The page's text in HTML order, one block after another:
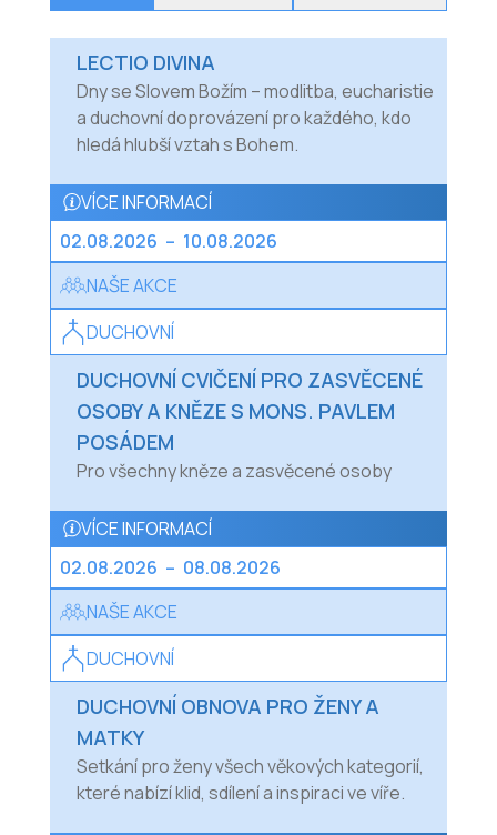
LECTIO DIVINA
Dny se Slovem Božím – modlitba, eucharistie
a duchovní doprovázení pro každého, kdo
hledá hlubší vztah s Bohem.
VÍCE INFORMACÍ
02.08.2026 – 10.08.2026
NAŠE AKCE
DUCHOVNÍ
DUCHOVNÍ CVIČENÍ PRO ZASVĚCENÉ
OSOBY A KNĚZE S MONS. PAVLEM
POSÁDEM
Pro všechny kněze a zasvěcené osoby
VÍCE INFORMACÍ
02.08.2026 – 08.08.2026
NAŠE AKCE
DUCHOVNÍ
DUCHOVNÍ OBNOVA PRO ŽENY A
MATKY
Setkání pro ženy všech věkových kategorií,
které nabízí klid, sdílení a inspiraci ve víře.